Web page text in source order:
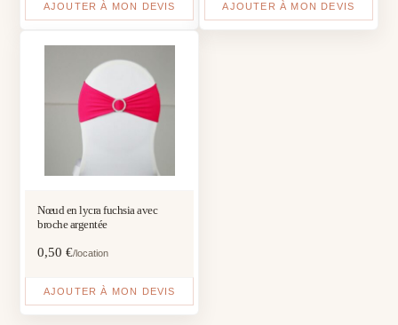
AJOUTER À MON DEVIS AJOUTER À MON DEVIS
Nœud en lycra fuchsia avec
broche argentée
0,50€/location
AJOUTER À MON DEVIS